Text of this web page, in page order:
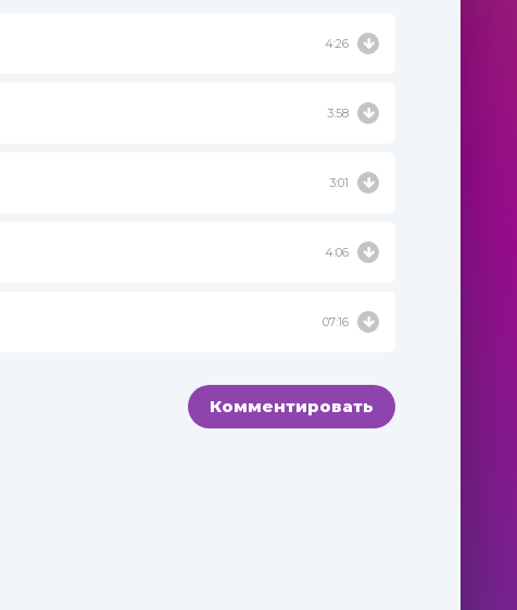
4:26
3:58
3:01
4:06
07:16
Комментировать